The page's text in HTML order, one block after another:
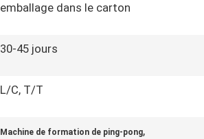
emballage dans le carton
30-45 jours
L/C, T/T
Machine de formation de ping-pong,